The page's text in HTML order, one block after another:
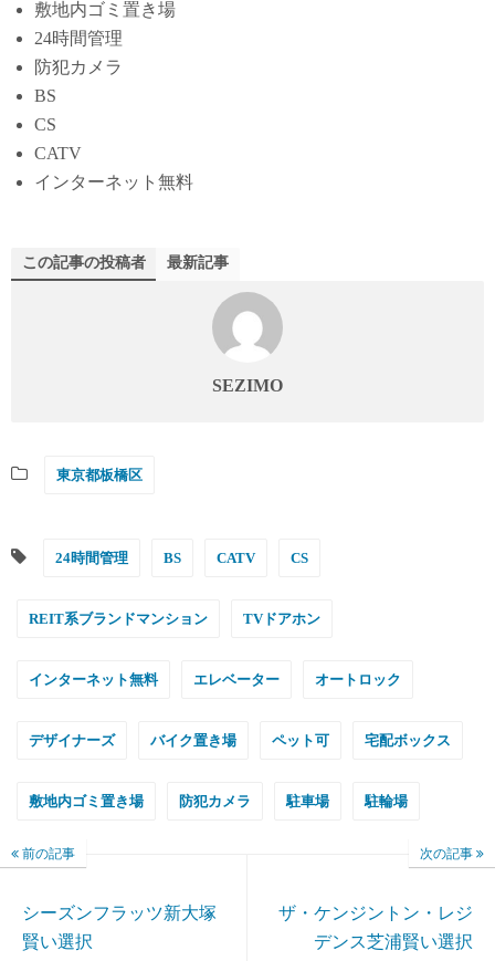
敷地内ゴミ置き場
24時間管理
防犯カメラ
BS
CS
CATV
インターネット無料
この記事の投稿者 最新記事
SEZIMO
東京都板橋区
24時間管理 BS CATV CS
REIT系ブランドマンション TVドアホン
インターネット無料 エレベーター オートロック
デザイナーズ バイク置き場 ペット可 宅配ボックス
敷地内ゴミ置き場 防犯カメラ 駐車場 駐輪場
前の記事
シーズンフラッツ新大塚
賢い選択
次の記事
ザ・ケンジントン・レジ
デンス芝浦賢い選択